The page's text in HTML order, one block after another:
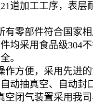
道加工工序，表层
有零部件符合国家
均采用食品级304
。
作方便，采用先进
动抽真空、自动封
空闭气装置采用我